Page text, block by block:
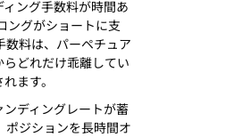
ング手数料が時間あ
ングがショートに支
数料は、パーペチュア
どれだけ乖離してい
ます。
ディングレートが蓄
ポジションを長時間オ